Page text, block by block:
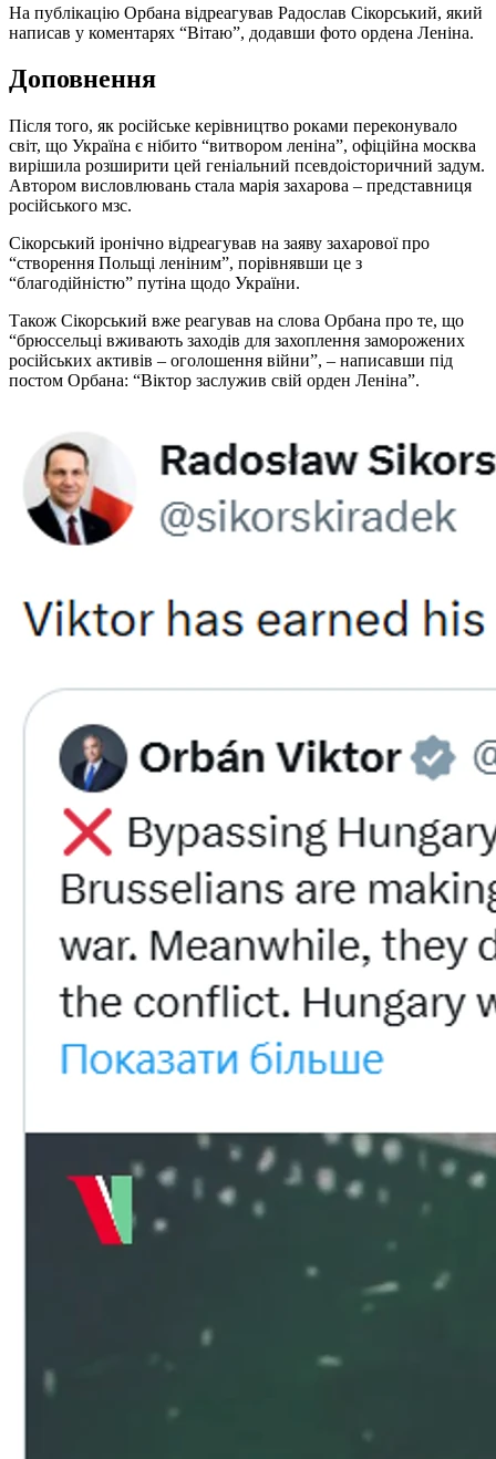
На публікацію Орбана відреагував Радослав Сікорський, який
написав у коментарях “Вітаю”, додавши фото ордена Леніна.
Доповнення
Після того, як російське керівництво роками переконувало
світ, що Україна є нібито “витвором леніна”, офіційна москва
вирішила розширити цей геніальний псевдоісторичний задум.
Автором висловлювань стала марія захарова – представниця
російського мзс.
Сікорський іронічно відреагував на заяву захарової про
“створення Польщі леніним”, порівнявши це з
“благодійністю” путіна щодо України.
Також Сікорський вже реагував на слова Орбана про те, що
“брюссельці вживають заходів для захоплення заморожених
російських активів – оголошення війни”, – написавши під
постом Орбана: “Віктор заслужив свій орден Леніна”.